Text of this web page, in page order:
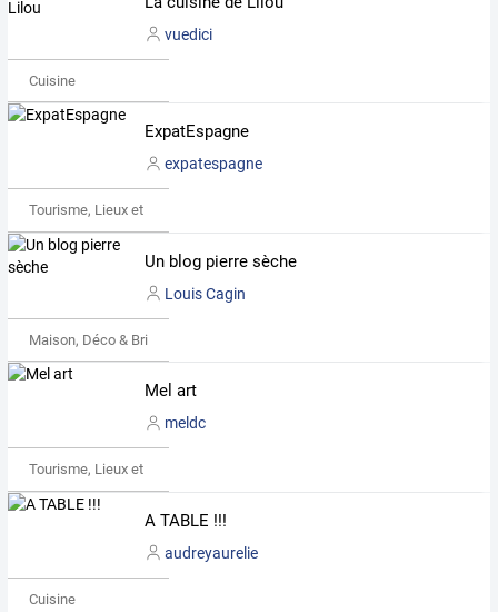
vuedici
Cuisine
ExpatEspagne
expatespagne
Tourisme, Lieux et Événements
Un blog pierre sèche
Louis Cagin
Maison, Déco & Bricolage
Mel art
meldc
Tourisme, Lieux et Événements
A TABLE !!!
audreyaurelie
Cuisine